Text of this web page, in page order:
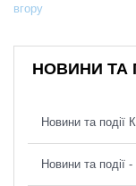
вгору
НОВИНИ ТА
Новини та події
Новини та події -